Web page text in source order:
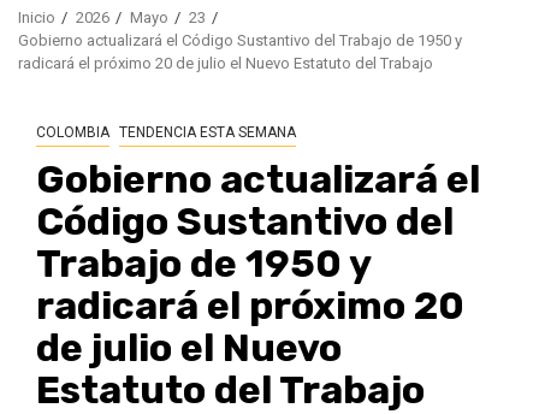
Inicio 2026 Mayo
23
Gobierno actualizará el Código Sustantivo del Trabajo de 1950 y
radicará el próximo 20 de julio el Nuevo Estatuto del Trabajo
COLOMBIA TENDENCIA ESTA SEMANA
Gobierno actualizará el
Código Sustantivo del
Trabajo de 1950 y
radicará el próximo 20
de julio el Nuevo
Estatuto del Trabajo